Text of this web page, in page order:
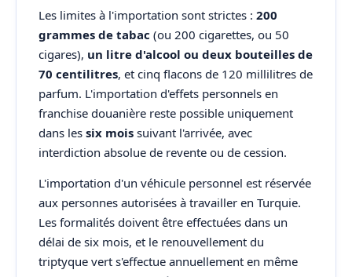
Les limites à l'importation sont strictes : 200
grammes de tabac (ou 200 cigarettes, ou 50
cigares), un litre d'alcool ou deux bouteilles de
70 centilitres, et cinq flacons de 120 millilitres de
parfum. L'importation d'effets personnels en
franchise douanière reste possible uniquement
dans les six mois suivant l'arrivée, avec
interdiction absolue de revente ou de cession.
L'importation d'un véhicule personnel est réservée
aux personnes autorisées à travailler en Turquie.
Les formalités doivent être effectuées dans un
délai de six mois, et le renouvellement du
triptyque vert s'effectue annuellement en même